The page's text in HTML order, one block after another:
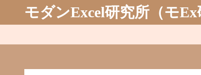
ン
モダンExcel研究所（モEx